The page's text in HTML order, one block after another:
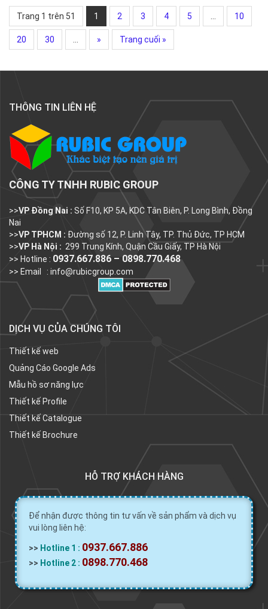
Trang 1 trên 51 1 2 3 4 5 10
20 30 » Trang cuối »
THÔNG TIN LIÊN HỆ
CÔNG TY TNHH RUBIC GROUP
>>VP Đồng Nai : Số F10, KP 5A, KDC Tân Biên, P. Long Bình, Đồng
Nai
>>VP TPHCM : Đường số 12, P. Linh Tây, TP. Thủ Đức, TP HCM
>>VP Hà Nội : 299 Trung Kính, Quận Cầu Giấy, TP Hà Nội
>> Hotline : 0937.667.886 – 0898.770.468
>> Email : info@rubicgroup.com
DỊCH VỤ CỦA CHÚNG TÔI
Thiết kế web
Quảng Cáo Google Ads
Mẫu hồ sơ năng lực
Thiết kế Profile
Thiết kế Catalogue
Thiết kế Brochure
HỖ TRỢ KHÁCH HÀNG
Để nhận được thông tin tư vấn về sản phẩm và dịch vụ
vui lòng liên hệ:
>> Hotline 1 : 0937.667.886
>> Hotline 2 : 0898.770.468